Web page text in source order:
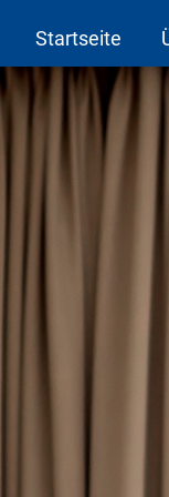
Startseite